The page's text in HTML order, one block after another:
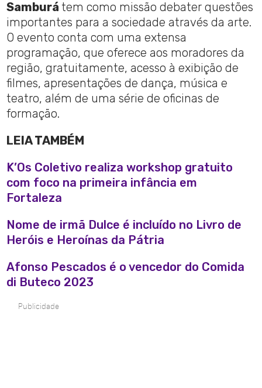
Samburátem como missão debater questões
importantes para a sociedade através da arte.
O evento conta com uma extensa
programação, que oferece aos moradores da
região, gratuitamente, acesso à exibição de
filmes, apresentações de dança, música e
teatro, além de uma série de oficinas de
formação.
LEIA TAMBÉM
K’Os Coletivo realiza workshop gratuito
com foco na primeira infância em
Fortaleza
Nome de irmã Dulce é incluído no Livro de
Heróis e Heroínas da Pátria
Afonso Pescados é o vencedor do Comida
di Buteco 2023
Publicidade